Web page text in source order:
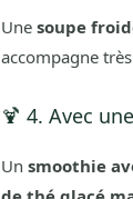
Une soupe
accompagne
🍹 4. Avec
Un smoothie